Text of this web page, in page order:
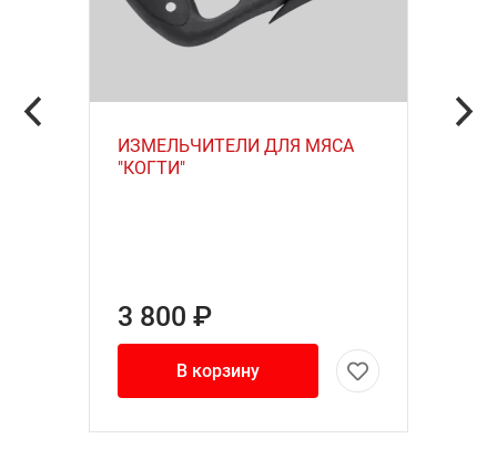
ИЗМЕЛЬЧИТЕЛИ ДЛЯ МЯСА
"КОГТИ"
3 800 ₽
В корзину